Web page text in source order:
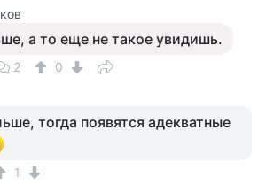
а то еще не такое увидишь.
2
0
тогда появятся адекватные
1